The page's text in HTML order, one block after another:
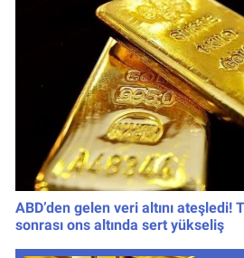
ABD’den gelen veri altını ateşledi!
sonrası ons altında sert yükseliş